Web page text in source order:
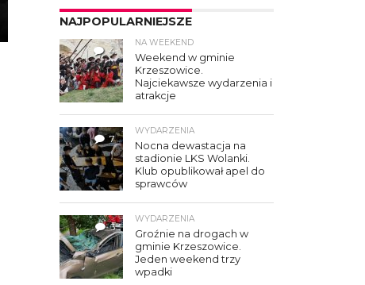
NAJPOPULARNIEJSZE
4
NA WEEKEND
Weekend w gminie
Krzeszowice.
Najciekawsze wydarzenia i
atrakcje
7
WYDARZENIA
Nocna dewastacja na
stadionie LKS Wolanki.
Klub opublikował apel do
sprawców
3
WYDARZENIA
Groźnie na drogach w
gminie Krzeszowice.
Jeden weekend trzy
wpadki